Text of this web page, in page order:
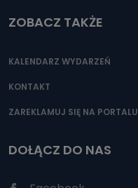
ZOBACZ TAKŻE
KALENDARZ WYDARZEŃ
KONTAKT
ZAREKLAMUJ SIĘ NA PORTALU
DOŁĄCZ DO NAS